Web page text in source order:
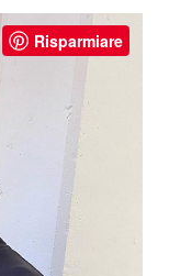
Risparmiare